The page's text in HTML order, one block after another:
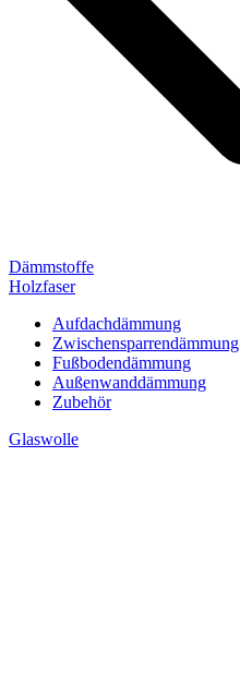
Dämmstoffe
Holzfaser
Aufdachdämmung
Zwischensparrendämmung
Fußbodendämmung
Außenwanddämmung
Zubehör
Glaswolle